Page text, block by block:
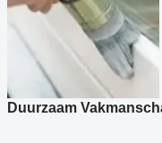
Duurzaam